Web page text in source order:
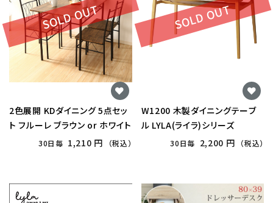
SOLD OUT
2色展開 KDダイニング 5点セッ
ト フルーレ ブラウン or ホワイト
30日毎 1,210 円 （税込）
SOLD OUT
W1200 木製ダイニングテーブ
ル LYLA(ライラ)シリーズ
30日毎 2,200 円 （税込）